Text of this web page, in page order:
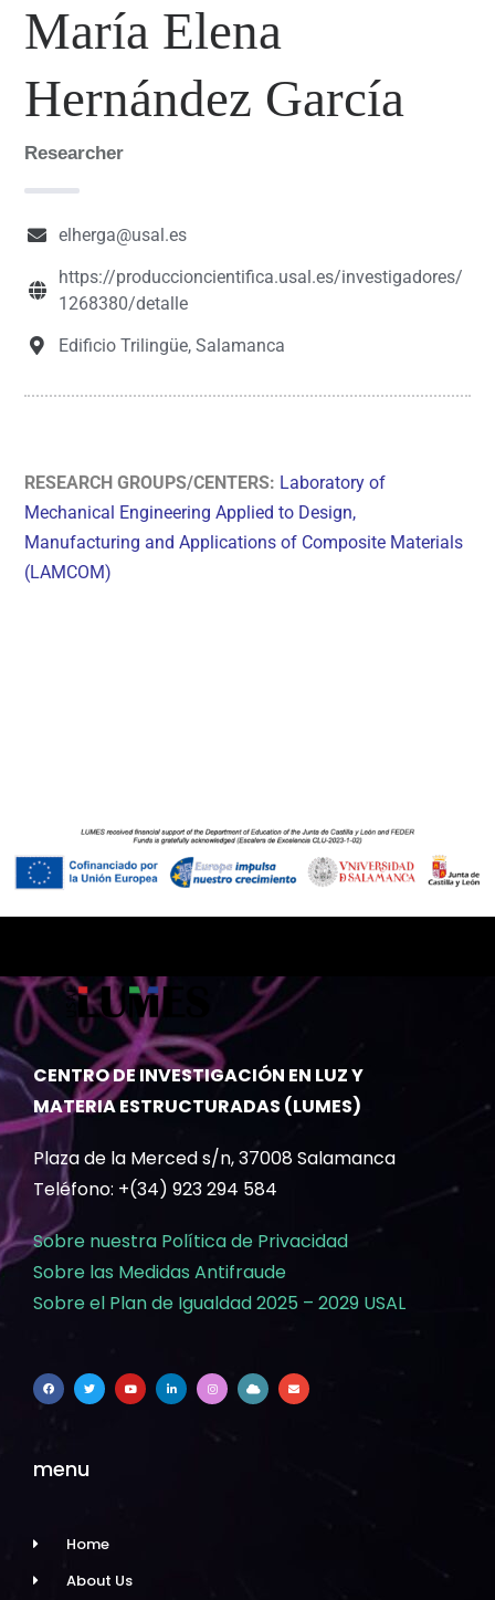
María Elena
Hernández García
Researcher
elherga@usal.es
https://produccioncientifica.usal.es/investigadores/
1268380/detalle
Edificio Trilingüe, Salamanca
RESEARCH GROUPS/CENTERS: Laboratory of
Mechanical Engineering Applied to Design,
Manufacturing and Applications of Composite Materials
(LAMCOM)
CENTRO DE INVESTIGACIÓN EN LUZ Y
MATERIA ESTRUCTURADAS (LUMES)
Plaza de la Merced s/n, 37008 Salamanca
Teléfono: +(34) 923 294 584
Sobre nuestra Política de Privacidad
Sobre las Medidas Antifraude
Sobre el Plan de Igualdad 2025 – 2029 USAL
menu
Home
About Us